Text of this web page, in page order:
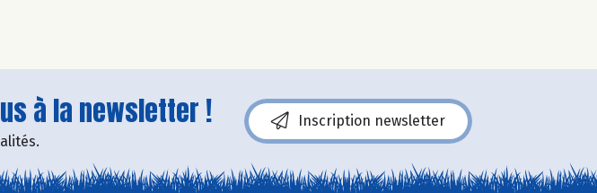
à la newsletter ! Inscription newsletter